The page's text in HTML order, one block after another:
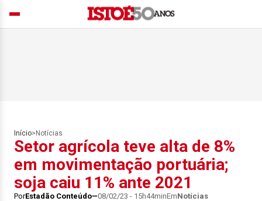
Início> Notícias
Setor agrícola teve alta de 8%
em movimentação portuária;
soja caiu 11% ante 2021
PorEstadão Conteúdo 08/02/23 - 15h44minEmNotícias